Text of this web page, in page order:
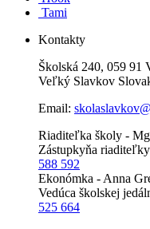
Tami
Kontakty
Školská 240, 059 91
Veľký Slavkov
Email:
Riaditeľka školy -
Zástupkyňa
588 592
Ekonómka - Anna
Vedúca školskej
525 664